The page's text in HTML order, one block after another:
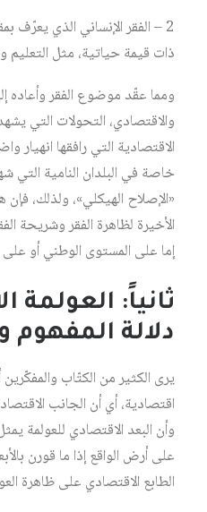
2 – الفقر الإنساني الذي يعرّف
ذات قيمة حياتية، مثل التعليم
ومما عقّد موضوع الفقر وأعاده
والاقتصادي، التحولات التي
الاقتصادية التي رافقها
خاصة في البلدان النامية التي
«الإصلاح الهيكلي»، ولذلك، فإن
الأخيرة لظاهرة الفقر وشريحة
إما على المستوى الوطني أو على
ثانياً: العولمة
دلالة المفهوم
يرى الكثير من الكتّاب
اقتصادية، أي أن الجانب
وأن البعد الاقتصادي للعولمة
على أرض الواقع إذا ما قورن
الطابع الاقتصادي على ظاهرة